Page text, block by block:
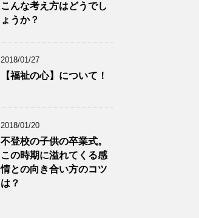
こんな考え方はどうでし
ょうか？
2018/01/27
【福祉の心】について！
2018/01/20
不登校の子供の卒業式。
この時期に溢れてくる感
情との向き合い方のコツ
は？